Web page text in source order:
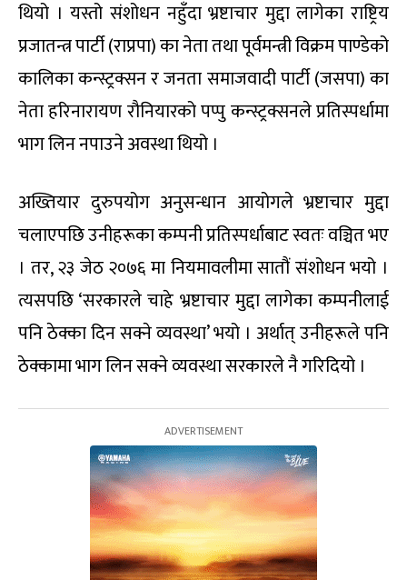
थियो । यस्तो संशोधन नहुँदा भ्रष्टाचार मुद्दा लागेका राष्ट्रिय
प्रजातन्त्र पार्टी (राप्रपा) का नेता तथा पूर्वमन्त्री विक्रम पाण्डेको
कालिका कन्स्ट्रक्सन र जनता समाजवादी पार्टी (जसपा) का
नेता हरिनारायण रौनियारको पप्पु कन्स्ट्रक्सनले प्रतिस्पर्धामा
भाग लिन नपाउने अवस्था थियो ।
अख्तियार दुरुपयोग अनुसन्धान आयोगले भ्रष्टाचार मुद्दा
चलाएपछि उनीहरूका कम्पनी प्रतिस्पर्धाबाट स्वतः वञ्चित भए
। तर, २३ जेठ २०७६ मा नियमावलीमा सातौं संशोधन भयो ।
त्यसपछि ‘सरकारले चाहे भ्रष्टाचार मुद्दा लागेका कम्पनीलाई
पनि ठेक्का दिन सक्ने व्यवस्था’ भयो । अर्थात् उनीहरूले पनि
ठेक्कामा भाग लिन सक्ने व्यवस्था सरकारले नै गरिदियो ।